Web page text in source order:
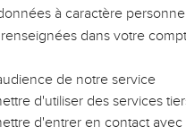
Jean, jusqu'au jour où le
deux : Joseph, appelé
Seigneur, qui connais les
à caractère
dans votre
de notre service
d'utiliser des services
d'entrer en contact